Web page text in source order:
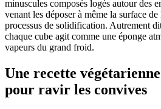
minuscules composés logés autour des
venant les déposer à même la surface
processus de solidification. Autrement
chaque cube agit comme une éponge
vapeurs du grand froid.
Une recette
pour ravir les convives